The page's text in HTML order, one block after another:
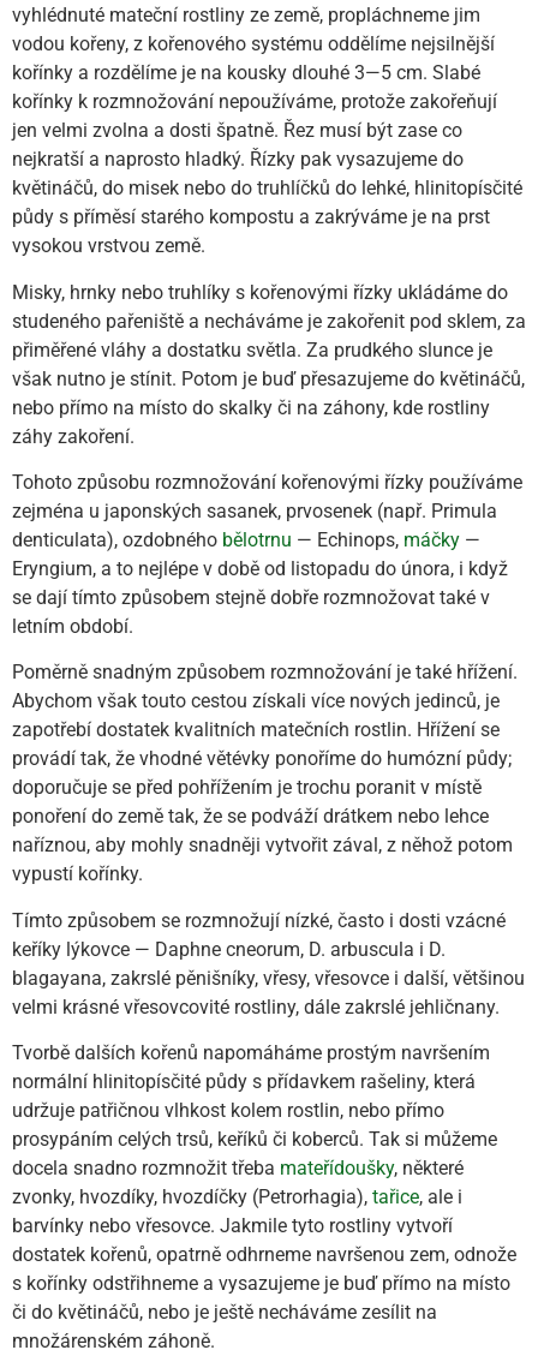
vyhlédnuté mateční rostliny ze země, propláchneme jim
vodou kořeny, z kořenového systému oddělíme nejsilnější
kořínky a rozdělíme je na kousky dlouhé 3—5 cm. Slabé
kořínky k rozmnožování nepoužíváme, protože zakořeňují
jen velmi zvolna a dosti špatně. Řez musí být zase co
nejkratší a naprosto hladký. Řízky pak vysazujeme do
květináčů, do misek nebo do truhlíčků do lehké, hlinitopísčité
půdy s příměsí starého kompostu a zakrýváme je na prst
vysokou vrstvou země.
Misky, hrnky nebo truhlíky s kořenovými řízky ukládáme do
studeného pařeniště a necháváme je zakořenit pod sklem, za
přiměřené vláhy a dostatku světla. Za prudkého slunce je
však nutno je stínit. Potom je buď přesazujeme do květináčů,
nebo přímo na místo do skalky či na záhony, kde rostliny
záhy zakoření.
Tohoto způsobu rozmnožování kořenovými řízky používáme
zejména u japonských sasanek, prvosenek (např. Primula
denticulata), ozdobného bělotrnu — Echinops, máčky —
Eryngium, a to nejlépe v době od listopadu do února, i když
se dají tímto způsobem stejně dobře rozmnožovat také v
letním období.
Poměrně snadným způsobem rozmnožování je také hřížení.
Abychom však touto cestou získali více nových jedinců, je
zapotřebí dostatek kvalitních matečních rostlin. Hřížení se
provádí tak, že vhodné větévky ponoříme do humózní půdy;
doporučuje se před pohřížením je trochu poranit v místě
ponoření do země tak, že se podváží drátkem nebo lehce
naříznou, aby mohly snadněji vytvořit zával, z něhož potom
vypustí kořínky.
Tímto způsobem se rozmnožují nízké, často i dosti vzácné
keříky lýkovce — Daphne cneorum, D. arbuscula i D.
blagayana, zakrslé pěnišníky, vřesy, vřesovce i další, většinou
velmi krásné vřesovcovité rostliny, dále zakrslé jehličnany.
Tvorbě dalších kořenů napomáháme prostým navršením
normální hlinitopísčité půdy s přídavkem rašeliny, která
udržuje patřičnou vlhkost kolem rostlin, nebo přímo
prosypáním celých trsů, keříků či koberců. Tak si můžeme
docela snadno rozmnožit třeba mateřídoušky, některé
zvonky, hvozdíky, hvozdíčky (Petrorhagia), tařice, ale i
barvínky nebo vřesovce. Jakmile tyto rostliny vytvoří
dostatek kořenů, opatrně odhrneme navršenou zem, odnože
s kořínky odstřihneme a vysazujeme je buď přímo na místo
či do květináčů, nebo je ještě necháváme zesílit na
množárenském záhoně.